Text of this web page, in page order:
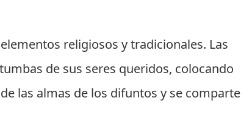
religiosos y tradicionales. Las
de sus seres queridos, colocando
las almas de los difuntos y se comparte